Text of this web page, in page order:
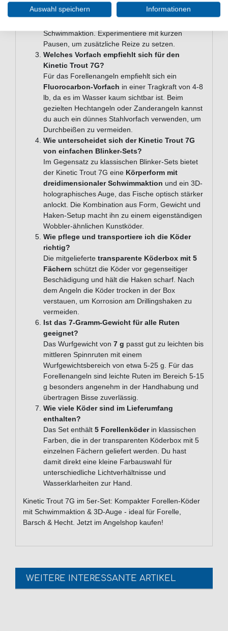
Forellenseen oder beim linearen Spinnfischen
Schwimmaktion. Experimentiere mit kurzen
Pausen, um zusätzliche Reize zu setzen.
Welches Vorfach empfiehlt sich für den
Kinetic Trout 7G?
Für das Forellenangeln empfiehlt sich ein
Fluorocarbon-Vorfach in einer Tragkraft von 4-8
lb, da es im Wasser kaum sichtbar ist. Beim
gezielten Hechtangeln oder Zanderangeln kannst
du auch ein dünnes Stahlvorfach verwenden, um
Durchbeißen zu vermeiden.
Wie unterscheidet sich der Kinetic Trout 7G
von einfachen Blinker-Sets?
Im Gegensatz zu klassischen Blinker-Sets bietet
der Kinetic Trout 7G eine Körperform mit
dreidimensionaler Schwimmaktion und ein 3D-
holographisches Auge, das Fische optisch stärker
anlockt. Die Kombination aus Form, Gewicht und
Haken-Setup macht ihn zu einem eigenständigen
Wobbler-ähnlichen Kunstköder.
Wie pflege und transportiere ich die Köder
richtig?
Die mitgelieferte transparente Köderbox mit 5
Fächern schützt die Köder vor gegenseitiger
Beschädigung und hält die Haken scharf. Nach
dem Angeln die Köder trocken in der Box
verstauen, um Korrosion am Drillingshaken zu
vermeiden.
Ist das 7-Gramm-Gewicht für alle Ruten
geeignet?
Das Wurfgewicht von 7 g passt gut zu leichten bis
mittleren Spinnruten mit einem
Wurfgewichtsbereich von etwa 5-25 g. Für das
Forellenangeln sind leichte Ruten im Bereich 5-15
g besonders angenehm in der Handhabung und
übertragen Bisse zuverlässig.
Wie viele Köder sind im Lieferumfang
enthalten?
Das Set enthält 5 Forellenköderin klassischen
Farben, die in der transparenten Köderbox mit 5
einzelnen Fächern geliefert werden. Du hast
damit direkt eine kleine Farbauswahl für
unterschiedliche Lichtverhältnisse und
Wasserklarheiten zur Hand.
Kinetic Trout 7G im 5er-Set: Kompakter Forellen-Köder
mit Schwimmaktion & 3D-Auge - ideal für Forelle,
Barsch & Hecht. Jetzt im Angelshop kaufen!
WEITERE INTERESSANTE ARTIKEL
Auswahl speichern Informationen